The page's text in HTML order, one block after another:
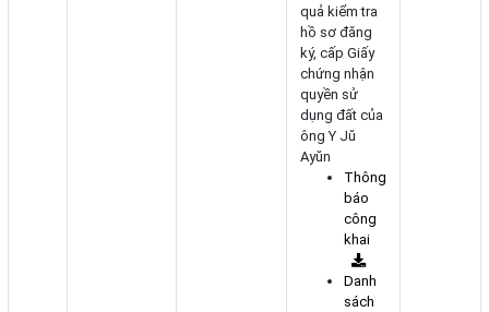
quả kiểm tra
hồ sơ đăng
ký, cấp Giấy
chứng nhận
quyền sử
dụng đất của
ông Y Jŭ
Ayŭn
Thông
báo
công
khai
Danh
sách